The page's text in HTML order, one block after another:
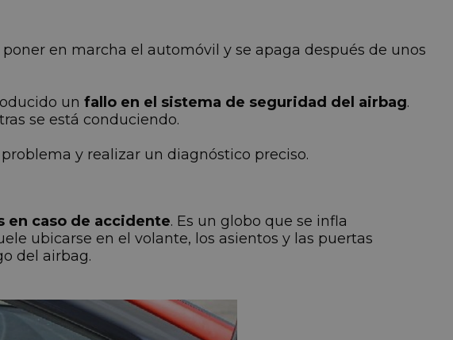
en marcha el automóvil y se apaga después de unos
un fallo en el sistema de seguridad del airbag.
se está conduciendo.
y realizar un diagnóstico preciso.
en caso de accidente. Es un globo que se infla
ubicarse en el volante, los asientos y las puertas
del airbag.